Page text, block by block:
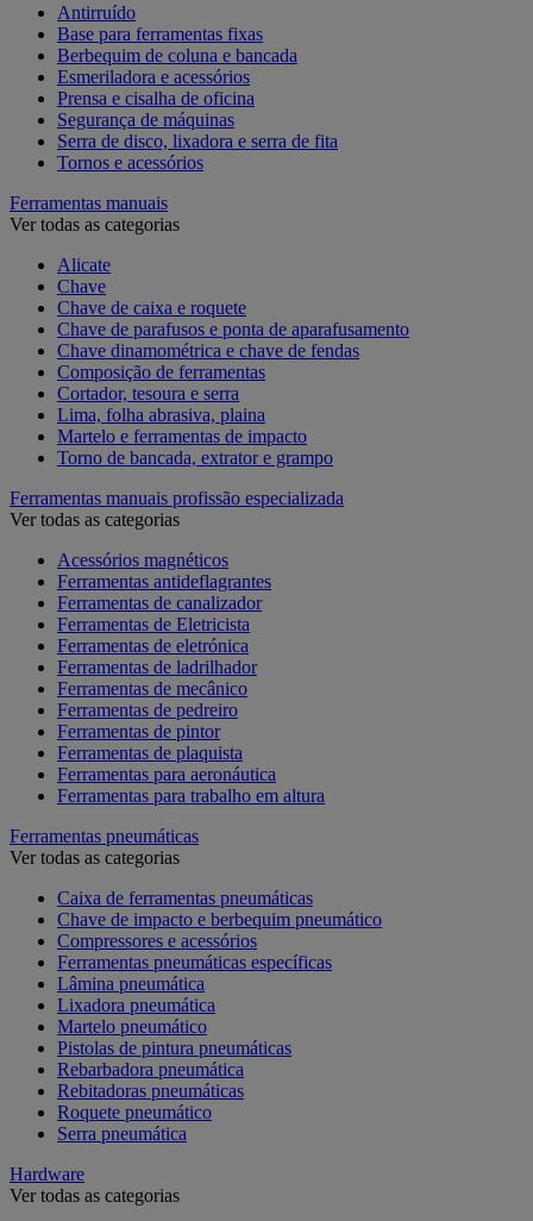
Antirruído
Base para ferramentas fixas
Berbequim de coluna e bancada
Esmeriladora e acessórios
Prensa e cisalha de oficina
Segurança de máquinas
Serra de disco, lixadora e serra de fita
Tornos e acessórios
Ferramentas manuais
Ver todas as categorias
Alicate
Chave
Chave de caixa e roquete
Chave de parafusos e ponta de aparafusamento
Chave dinamométrica e chave de fendas
Composição de ferramentas
Cortador, tesoura e serra
Lima, folha abrasiva, plaina
Martelo e ferramentas de impacto
Torno de bancada, extrator e grampo
Ferramentas manuais profissão especializada
Ver todas as categorias
Acessórios magnéticos
Ferramentas antideflagrantes
Ferramentas de canalizador
Ferramentas de Eletricista
Ferramentas de eletrónica
Ferramentas de ladrilhador
Ferramentas de mecânico
Ferramentas de pedreiro
Ferramentas de pintor
Ferramentas de plaquista
Ferramentas para aeronáutica
Ferramentas para trabalho em altura
Ferramentas pneumáticas
Ver todas as categorias
Caixa de ferramentas pneumáticas
Chave de impacto e berbequim pneumático
Compressores e acessórios
Ferramentas pneumáticas específicas
Lâmina pneumática
Lixadora pneumática
Martelo pneumático
Pistolas de pintura pneumáticas
Rebarbadora pneumática
Rebitadoras pneumáticas
Roquete pneumático
Serra pneumática
Hardware
Ver todas as categorias